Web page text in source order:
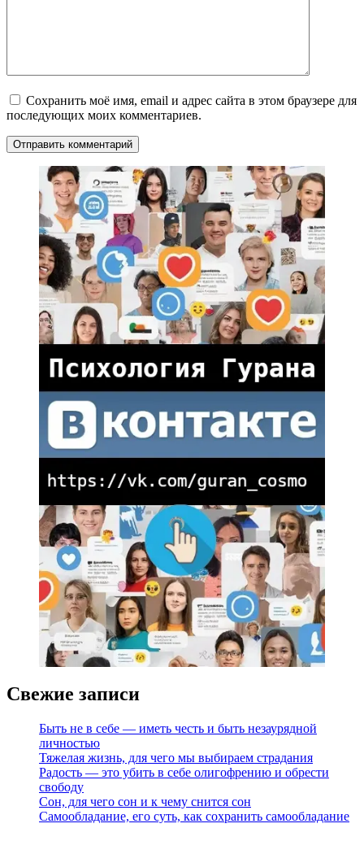
Сохранить моё имя, email и адрес сайта в этом браузере для
последующих моих комментариев.
Свежие записи
Быть не в себе — иметь честь и быть незаурядной
личностью
Тяжелая жизнь, для чего мы выбираем страдания
Радость — это убить в себе олигофрению и обрести
свободу
Сон, для чего сон и к чему снится сон
Самообладание, его суть, как сохранить самообладание